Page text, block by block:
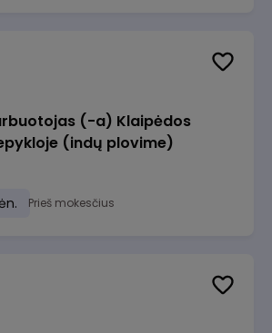
(-a) Klaipėdos
(indų plovime)
Prieš mokesčius